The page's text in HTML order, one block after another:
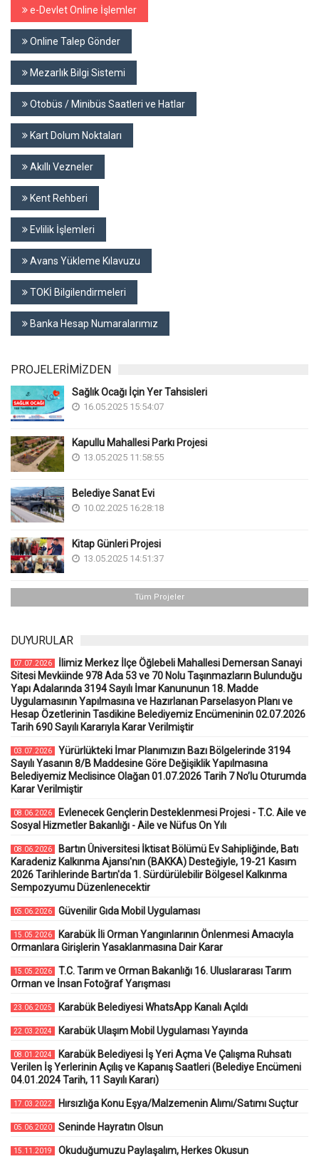
e-Devlet Online İşlemler
Online Talep Gönder
Mezarlık Bilgi Sistemi
Otobüs / Minibüs Saatleri ve Hatlar
Kart Dolum Noktaları
Akıllı Vezneler
Kent Rehberi
Evlilik İşlemleri
Avans Yükleme Kılavuzu
TOKİ Bilgilendirmeleri
Banka Hesap Numaralarımız
PROJELERİMİZDEN
Sağlık Ocağı İçin Yer Tahsisleri
16.05.2025 15:54:07
Kapullu Mahallesi Parkı Projesi
13.05.2025 11:58:55
Belediye Sanat Evi
10.02.2025 16:28:18
Kitap Günleri Projesi
13.05.2025 14:51:37
Tüm Projeler
DUYURULAR
07.07.2026
İlimiz Merkez İlçe Öğlebeli Mahallesi Demersan Sanayi
Sitesi Mevkiinde 978 Ada 53 ve 70 Nolu Taşınmazların Bulunduğu
Yapı Adalarında 3194 Sayılı İmar Kanununun 18. Madde
Uygulamasının Yapılmasına ve Hazırlanan Parselasyon Planı ve
Hesap Özetlerinin Tasdikine Belediyemiz Encümeninin 02.07.2026
Tarih 690 Sayılı Kararıyla Karar Verilmiştir
03.07.2026
Yürürlükteki İmar Planımızın Bazı Bölgelerinde 3194
Sayılı Yasanın 8/B Maddesine Göre Değişiklik Yapılmasına
Belediyemiz Meclisince Olağan 01.07.2026 Tarih 7 No’lu Oturumda
Karar Verilmiştir
08.06.2026
Evlenecek Gençlerin Desteklenmesi Projesi - T.C. Aile ve
Sosyal Hizmetler Bakanlığı - Aile ve Nüfus On Yılı
08.06.2026
Bartın Üniversitesi İktisat Bölümü Ev Sahipliğinde, Batı
Karadeniz Kalkınma Ajansı'nın (BAKKA) Desteğiyle, 19-21 Kasım
2026 Tarihlerinde Bartın'da 1. Sürdürülebilir Bölgesel Kalkınma
Sempozyumu Düzenlenecektir
05.06.2026 Güvenilir Gıda Mobil Uygulaması
15.05.2026
Karabük İli Orman Yangınlarının Önlenmesi Amacıyla
Ormanlara Girişlerin Yasaklanmasına Dair Karar
15.05.2026
T.C. Tarım ve Orman Bakanlığı 16. Uluslararası Tarım
Orman ve İnsan Fotoğraf Yarışması
23.06.2025 Karabük Belediyesi WhatsApp Kanalı Açıldı
22.03.2024 Karabük Ulaşım Mobil Uygulaması Yayında
08.01.2024
Karabük Belediyesi İş Yeri Açma Ve Çalışma Ruhsatı
Verilen İş Yerlerinin Açılış ve Kapanış Saatleri (Belediye Encümeni
04.01.2024 Tarih, 11 Sayılı Kararı)
17.03.2022 Hırsızlığa Konu Eşya/Malzemenin Alımı/Satımı Suçtur
05.06.2020 Seninde Hayratın Olsun
15.11.2019 Okuduğumuzu Paylaşalım, Herkes Okusun